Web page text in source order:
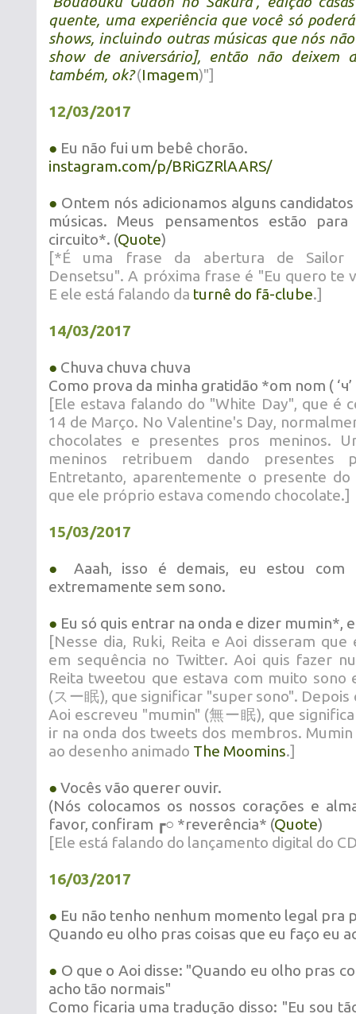
quente, uma experiência que você só
shows, incluindo outras músicas que nós
show de aniversário], então não deixem
também, ok?(Imagem)"]
12/03/2017
● Eu não fui um bebê chorão.
instagram.com/p/BRiGZRlAARS/
● Ontem nós adicionamos alguns
músicas. Meus pensamentos estão
circuito*. (Quote)
[*É uma frase da abertura de Sailor
Densetsu". A próxima frase é "Eu quero te
E ele está falando da turnê do fã-clube.]
14/03/2017
● Chuva chuva chuva
Como prova da minha gratidão *om nom (
[Ele estava falando do "White Day", que é
14 de Março. No Valentine's Day,
chocolates e presentes pros meninos.
meninos retribuem dando presentes
Entretanto, aparentemente o presente
que ele próprio estava comendo chocolate.]
15/03/2017
●
Aaah, isso é demais, eu estou com
extremamente sem sono.
● Eu só quis entrar na onda e dizer mumin*,
[Nesse dia, Ruki, Reita e Aoi disseram que
em sequência no Twitter. Aoi quis fazer
Reita tweetou que estava com muito sono
(スー眠), que significar "super sono". Depois
Aoi escreveu "mumin" (無ー眠), que
ir na onda dos tweets dos membros.
ao desenho animado The Moomins.]
● Vocês vão querer ouvir.
(Nós colocamos os nossos corações e
favor, confiram ┏○ *reverência* (Quote)
[Ele está falando do lançamento digital do
16/03/2017
● Eu não tenho nenhum momento legal pra
Quando eu olho pras coisas que eu faço eu
● O que o Aoi disse: "Quando eu olho pras
acho tão normais"
Como ficaria uma tradução disso: "Eu sou